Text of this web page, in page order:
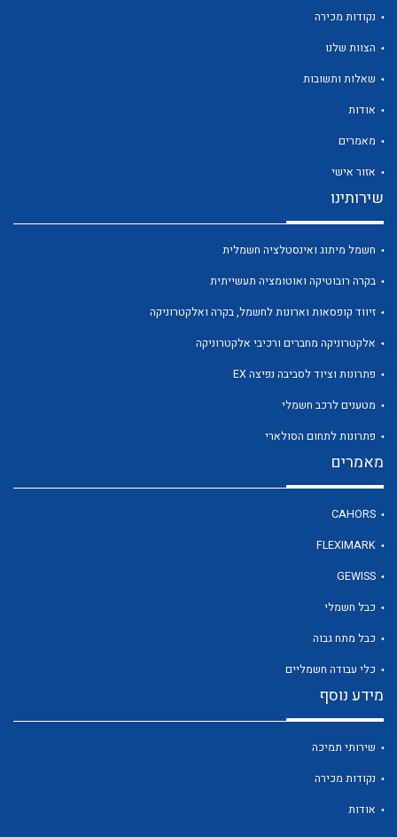
לכל מוצרי היצרן
נקודות מכירה
הצוות שלנו
שאלות ותשובות
אודות
מאמרים
אזור אישי
שירותינו
חשמל מיתוג ואינסטלציה חשמלית
בקרה רובוטיקה ואוטומציה תעשייתית
זיווד קופסאות וארונות לחשמל, בקרה ואלקטרוניקה
אלקטרוניקה מחברים ורכיבי אלקטרוניקה
פתרונות וציוד לסביבה נפיצה EX
מטענים לרכב חשמלי
פתרונות לתחום הסולארי
מאמרים
CAHORS
FLEXIMARK
GEWISS
כבל חשמלי
כבל מתח גבוה
כלי עבודה חשמליים
מידע נוסף
שירותי תמיכה
נקודות מכירה
אודות